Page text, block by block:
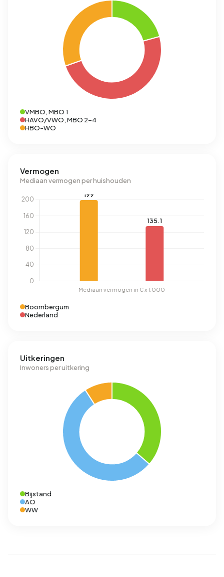
VMBO, MBO 1
HAVO/VWO, MBO 2-4
HBO-WO
Vermogen
Mediaan vermogen per huishouden
Boornbergum
Nederland
Uitkeringen
Inwoners per uitkering
Bijstand
AO
WW